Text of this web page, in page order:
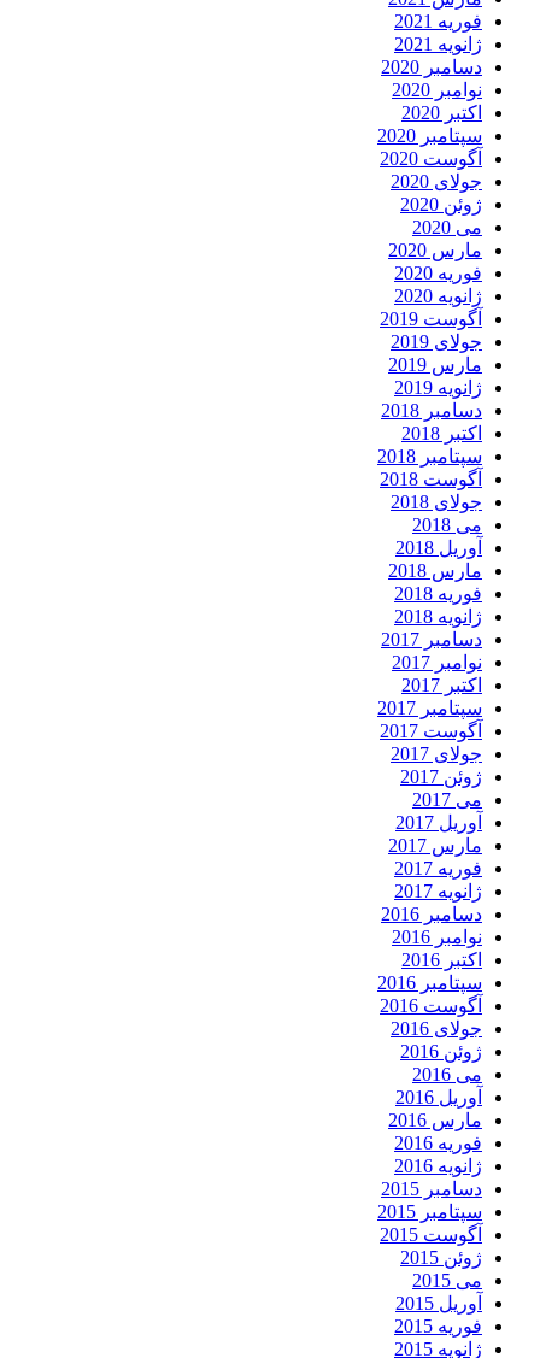
فوریه 2021
ژانویه 2021
دسامبر 2020
نوامبر 2020
اکتبر 2020
سپتامبر 2020
آگوست 2020
جولای 2020
ژوئن 2020
می 2020
مارس 2020
فوریه 2020
ژانویه 2020
آگوست 2019
جولای 2019
مارس 2019
ژانویه 2019
دسامبر 2018
اکتبر 2018
سپتامبر 2018
آگوست 2018
جولای 2018
می 2018
آوریل 2018
مارس 2018
فوریه 2018
ژانویه 2018
دسامبر 2017
نوامبر 2017
اکتبر 2017
سپتامبر 2017
آگوست 2017
جولای 2017
ژوئن 2017
می 2017
آوریل 2017
مارس 2017
فوریه 2017
ژانویه 2017
دسامبر 2016
نوامبر 2016
اکتبر 2016
سپتامبر 2016
آگوست 2016
جولای 2016
ژوئن 2016
می 2016
آوریل 2016
مارس 2016
فوریه 2016
ژانویه 2016
دسامبر 2015
سپتامبر 2015
آگوست 2015
ژوئن 2015
می 2015
آوریل 2015
فوریه 2015
ژانویه 2015